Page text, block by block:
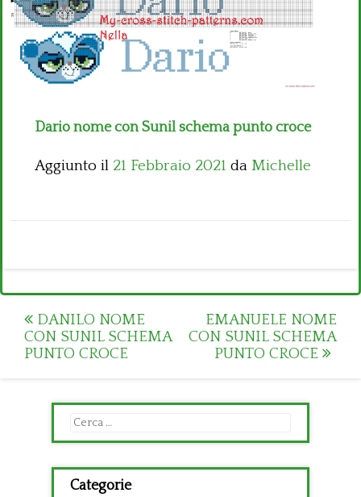
Bambini
Disney
Thun
Dario nome con Sunil schema punto croce
Aggiunto il 21 Febbraio 2021 da Michelle
Post
navigation
DANILO NOME
CON SUNIL SCHEMA
PUNTO CROCE
EMANUELE NOME
CON SUNIL SCHEMA
PUNTO CROCE
Ricerca
per:
Categorie